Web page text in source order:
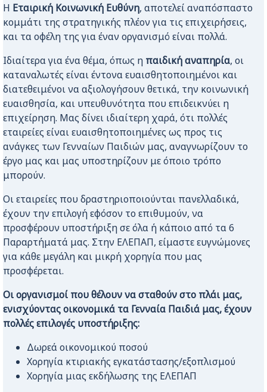
Η Εταιρική Κοινωνική Ευθύνη, αποτελεί αναπόσπαστο
κομμάτι της στρατηγικής πλέον για τις επιχειρήσεις,
και τα οφέλη της για έναν οργανισμό είναι πολλά.
Ιδιαίτερα για ένα θέμα, όπως η παιδική αναπηρία, οι
καταναλωτές είναι έντονα ευαισθητοποιημένοι και
διατεθειμένοι να αξιολογήσουν θετικά, την κοινωνική
ευαισθησία, και υπευθυνότητα που επιδεικνύει η
επιχείρηση. Μας δίνει ιδιαίτερη χαρά, ότι πολλές
εταιρείες είναι ευαισθητοποιημένες ως προς τις
ανάγκες των Γενναίων Παιδιών μας, αναγνωρίζουν το
έργο μας και μας υποστηρίζουν με όποιο τρόπο
μπορούν.
Οι εταιρείες που δραστηριοποιούνται πανελλαδικά,
έχουν την επιλογή εφόσον το επιθυμούν, να
προσφέρουν υποστήριξη σε όλα ή κάποιο από τα 6
Παραρτήματά μας. Στην ΕΛΕΠΑΠ, είμαστε ευγνώμονες
για κάθε μεγάλη και μικρή χορηγία που μας
προσφέρεται.
Οι οργανισμοί που θέλουν να σταθούν στο πλάι μας,
ενισχύοντας οικονομικά τα Γενναία Παιδιά μας, έχουν
πολλές επιλογές υποστήριξης:
Δωρεά οικονομικού ποσού
Χορηγία κτιριακής εγκατάστασης/εξοπλισμού
Χορηγία μιας εκδήλωσης της ΕΛΕΠΑΠ